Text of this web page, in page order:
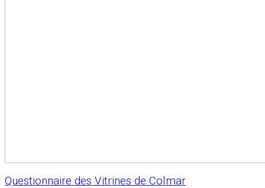
Questionnaire des Vitrines de Colmar